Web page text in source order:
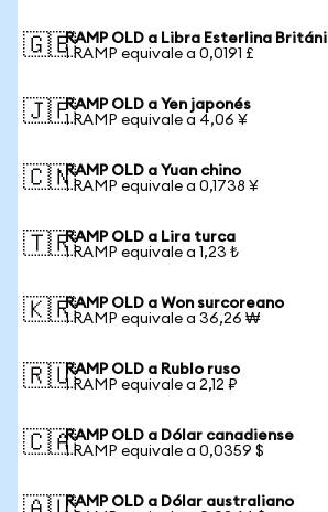
🇬🇧RAMP OLD a Libra Esterlina
1 RAMP equivale a 0,0191 £
🇯🇵RAMP OLD a Yen japonés
1 RAMP equivale a 4,06 ¥
🇨🇳RAMP OLD a Yuan chino
1 RAMP equivale a 0,1738 ¥
🇹🇷RAMP OLD a Lira turca
1 RAMP equivale a 1,23 ₺
🇰🇷RAMP OLD a Won surcoreano
1 RAMP equivale a 36,26 ₩
🇷🇺RAMP OLD a Rublo ruso
1 RAMP equivale a 2,12 ₽
🇨🇦RAMP OLD a Dólar canadiense
1 RAMP equivale a 0,0359 $
RAMP OLD a Dólar australiano